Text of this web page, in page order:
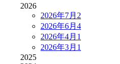
2026
2026年7月 2
2026年6月 4
2026年4月 1
2026年3月 1
2025